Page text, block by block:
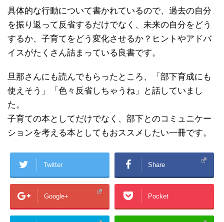
具体的な行動について書かれているので、過去の自分
を振り返って反省するだけでなく、未来の自分をどう
するか、子育てをどう変化させるか？ヒントやアドバ
イスがたくさん詰まっている良書です。
旦那さんにも読んでもらったところ、「部下育成にも
使えそう」「色々反省しちゃうね」と話していまし
た。
子育ての本としてだけでなく、部下とのコミュニケー
ションを考える本としてもおススメしたい一冊です。
Twitter Share
Google+ Pocket